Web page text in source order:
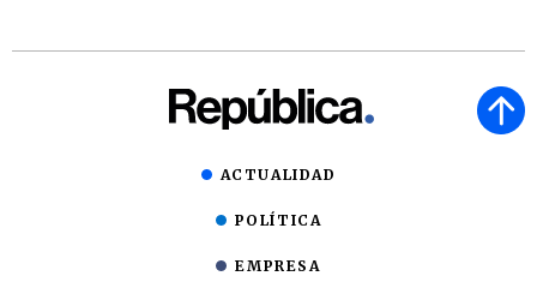
ACTUALIDAD
POLÍTICA
EMPRESA